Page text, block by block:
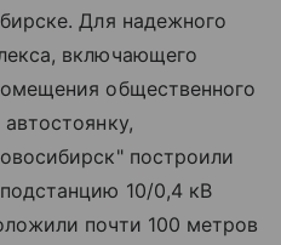
Для надежного
включающего
общественного
построили
10/0,4 кВ
почти 100 метров